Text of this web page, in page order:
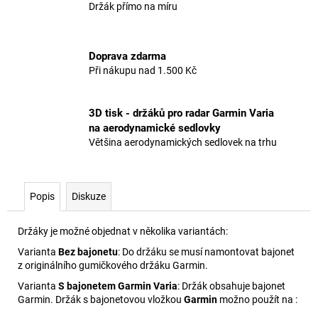
Držák přímo na míru
Doprava zdarma
Při nákupu nad 1.500 Kč
3D tisk - držáků pro radar Garmin Varia
na aerodynamické sedlovky
Většina aerodynamických sedlovek na trhu
Popis Diskuze
Držáky je možné objednat v několika variantách:
Varianta Bez bajonetu: Do držáku se musí namontovat bajonet
z originálního gumičkového držáku Garmin.
Varianta S bajonetem Garmin Varia: Držák obsahuje bajonet
Garmin. Držák s bajonetovou vložkou Garmin možno použít na :